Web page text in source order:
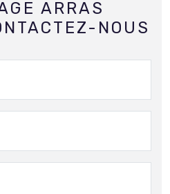
ARRAS
NOUS